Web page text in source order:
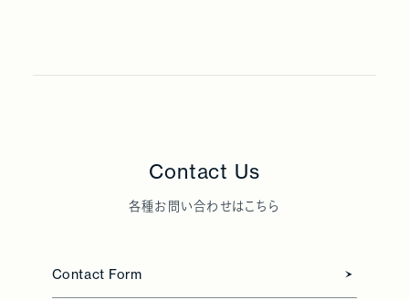
Contact Us
各種お問い合わせはこちら
Contact Form